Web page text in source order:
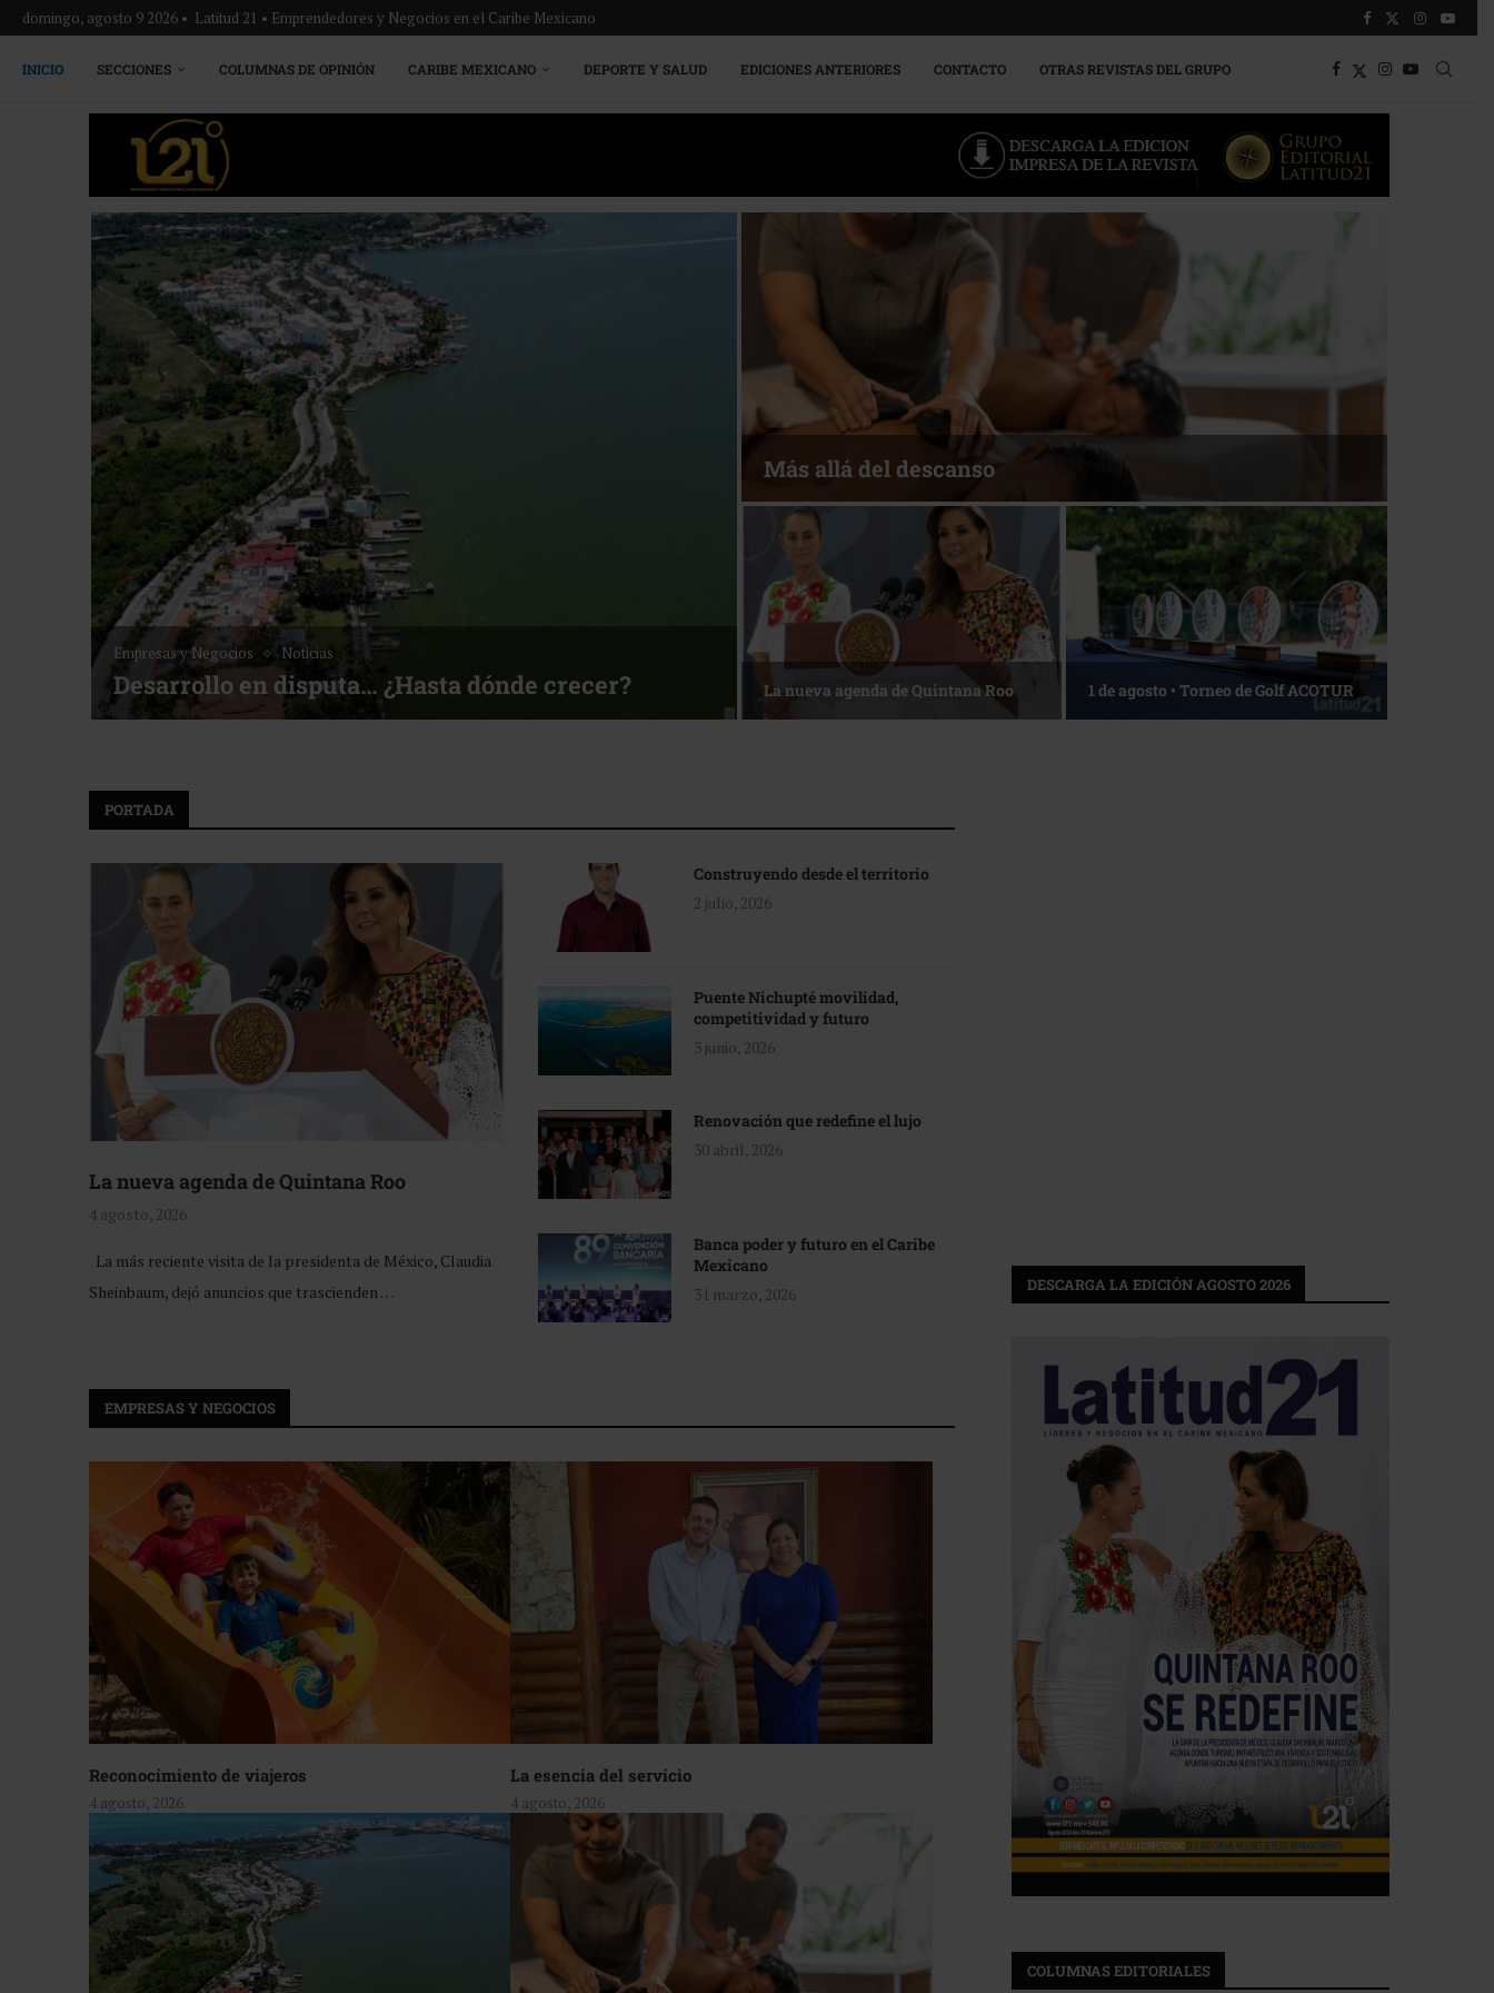
domingo, agosto 9 2026 • Latitud 21 • Emprendedores y Negocios en el Caribe Mexicano
INICIO SECCIONES COLUMNAS DE OPINIÓN CARIBE MEXICANO DEPORTE Y SALUD EDICIONES ANTERIORES CONTACTO OTRAS REVISTAS DEL GRUPO
Empresas y Negocios Noticias
Desarrollo en disputa… ¿Hasta dónde crecer?
Más allá del descanso
La nueva agenda de Quintana Roo 1 de agosto • Torneo de Golf ACOTUR
PORTADA
La nueva agenda de Quintana Roo
4 agosto, 2026
La más reciente visita de la presidenta de México, Claudia
Sheinbaum, dejó anuncios que trascienden …
Construyendo desde el territorio
2 julio, 2026
Puente Nichupté movilidad,
competitividad y futuro
3 junio, 2026
Renovación que redefine el lujo
30 abril, 2026
Banca poder y futuro en el Caribe
Mexicano
31 marzo, 2026
EMPRESAS Y NEGOCIOS
Reconocimiento de viajeros
4 agosto, 2026
La esencia del servicio
4 agosto, 2026
DESCARGA LA EDICIÓN AGOSTO 2026
COLUMNAS EDITORIALES